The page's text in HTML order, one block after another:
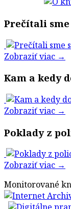
Prečítali
Zobraziť viac →
Kam a kedy
Zobraziť viac →
Poklady z
Zobraziť viac →
Monitorované